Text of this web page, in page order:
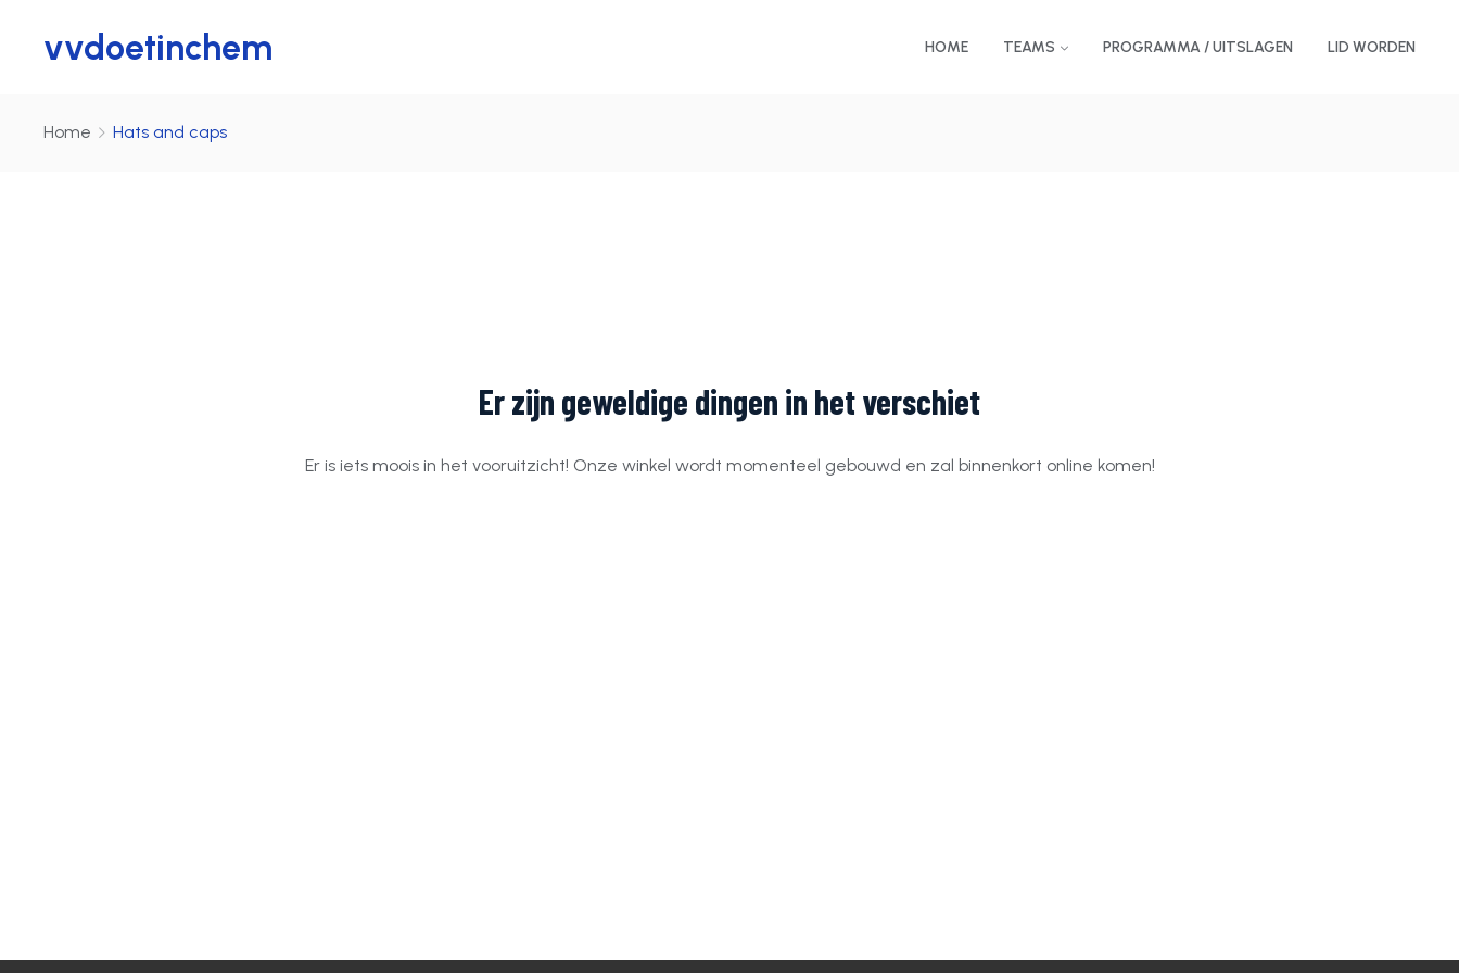
vvdoetinchem HOME TEAMS PROGRAMMA / UITSLAGEN LID WORDEN
Home Hats and caps
Er zijn geweldige dingen in het verschiet
Er is iets moois in het vooruitzicht! Onze winkel wordt momenteel gebouwd en zal binnenkort online komen!